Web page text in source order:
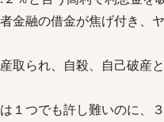
者金融の借金が焦げ付
取られ、自殺、自己破産
１つでも許し難いのに、